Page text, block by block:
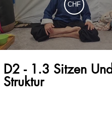
CHF
D2 - 1.3 Sitzen Und
Struktur